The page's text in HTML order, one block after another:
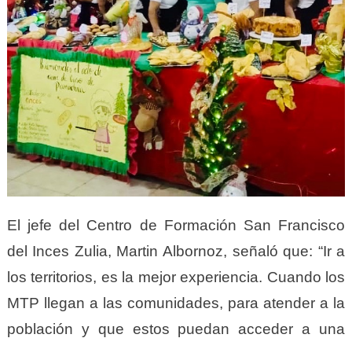
El jefe del Centro de Formación San Francisco
del Inces Zulia, Martin Albornoz, señaló que: “Ir a
los territorios, es la mejor experiencia. Cuando los
MTP llegan a las comunidades, para atender a la
población y que estos puedan acceder a una